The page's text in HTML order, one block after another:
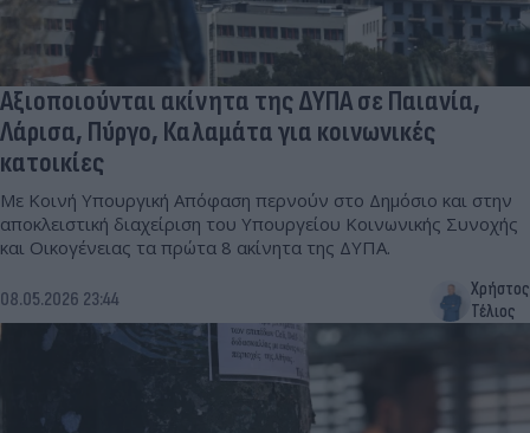
Αξιοποιούνται ακίνητα της ΔΥΠΑ σε Παιανία,
Λάρισα, Πύργο, Καλαμάτα για κοινωνικές
κατοικίες
Με Κοινή Υπουργική Απόφαση περνούν στο Δημόσιο και στην
αποκλειστική διαχείριση του Υπουργείου Κοινωνικής Συνοχής
και Οικογένειας τα πρώτα 8 ακίνητα της ΔΥΠΑ.
08.05.2026 23:44
Χρήστος
Τέλιος